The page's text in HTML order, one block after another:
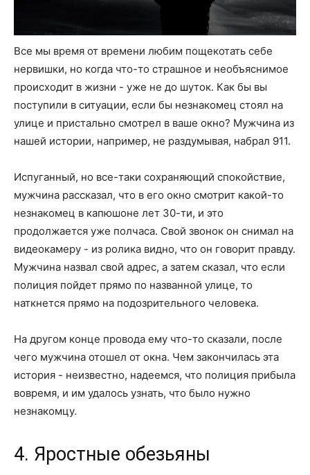
Все мы время от времени любим пощекотать себе
нервишки, но когда что-то страшное и необъяснимое
происходит в жизни - уже не до шуток. Как бы вы
поступили в ситуации, если бы незнакомец стоял на
улице и пристально смотрел в ваше окно? Мужчина из
нашей истории, например, не раздумывая, набрал 911.
Испуганный, но все-таки сохраняющий спокойствие,
мужчина рассказал, что в его окно смотрит какой-то
незнакомец в капюшоне лет 30-ти, и это
продолжается уже полчаса. Свой звонок он снимал на
видеокамеру - из ролика видно, что он говорит правду.
Мужчина назвал свой адрес, а затем сказал, что если
полиция пойдет прямо по названной улице, то
наткнется прямо на подозрительного человека.
На другом конце провода ему что-то сказали, после
чего мужчина отошел от окна. Чем закончилась эта
история - неизвестно, надеемся, что полиция прибыла
вовремя, и им удалось узнать, что было нужно
незнакомцу.
4. Яростные обезьяны